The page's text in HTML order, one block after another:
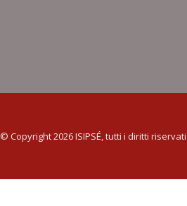
© Copyright 2026 ISIPSÉ, tutti i diritti riservati